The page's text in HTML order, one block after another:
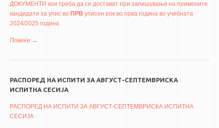
ДОКУМЕНТИ кои треба да се достават при запишување на примените
кандидати за упис во ПРВ уписен рок во прва година во учебната
2024/2025 година
Повеќе за ДОКУМЕНТИ кои треба да се достават при запишување на
во учебната 2024/2025 година
РАСПОРЕД НА ИСПИТИ ЗА АВГУСТ-СЕПТЕМВРИСКА
ИСПИТНА СЕСИЈА
РАСПОРЕД НА ИСПИТИ ЗА АВГУСТ-СЕПТЕМВРИСКА ИСПИТНА
СЕСИЈА